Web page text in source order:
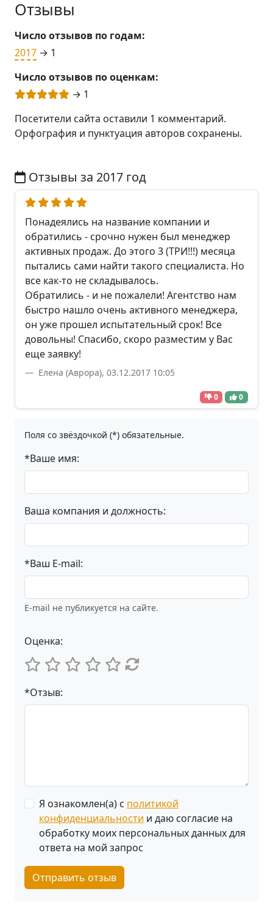
Отзывы
Число отзывов по годам:
2017 → 1
Число отзывов по оценкам:
→ 1
Посетители сайта оставили 1 комментарий.
Орфография и пунктуация авторов сохранены.
Отзывы за 2017 год
Понадеялись на название компании и
обратились - срочно нужен был менеджер
активных продаж. До этого 3 (ТРИ!!!) месяца
пытались сами найти такого специалиста. Но
все как-то не складывалось.
Обратились - и не пожалели! Агентство нам
быстро нашло очень активного менеджера,
он уже прошел испытательный срок! Все
довольны! Спасибо, скоро разместим у Вас
еще заявку!
Елена (Аврора), 03.12.2017 10:05
0 0
Поля со звёздочкой (*) обязательные.
*Ваше имя:
Ваша компания и должность:
*Ваш E-mail:
E-mail не публикуется на сайте.
Оценка:
*Отзыв:
Я ознакомлен(а) с политикой
конфиденциальности и даю согласие на
обработку моих персональных данных для
ответа на мой запрос
Отправить отзыв